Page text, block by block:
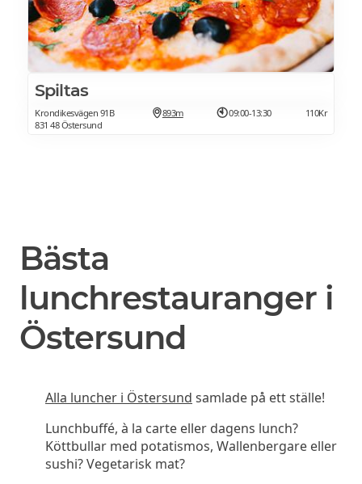
Spiltas
Krondikesvägen 91B
831 48 Östersund
893m 09:00-13:30 110Kr
Bästa
lunchrestauranger i
Östersund
Alla luncher i Östersund samlade på ett ställe!
Lunchbuffé, à la carte eller dagens lunch?
Köttbullar med potatismos, Wallenbergare eller
sushi? Vegetarisk mat?